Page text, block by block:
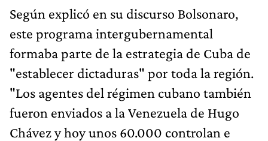
Según explicó en su discurso Bolsonaro,
este programa intergubernamental
formaba parte de la estrategia de Cuba de
"establecer dictaduras" por toda la región.
"Los agentes del régimen cubano también
fueron enviados a la Venezuela de Hugo
Chávez y hoy unos 60.000 controlan e